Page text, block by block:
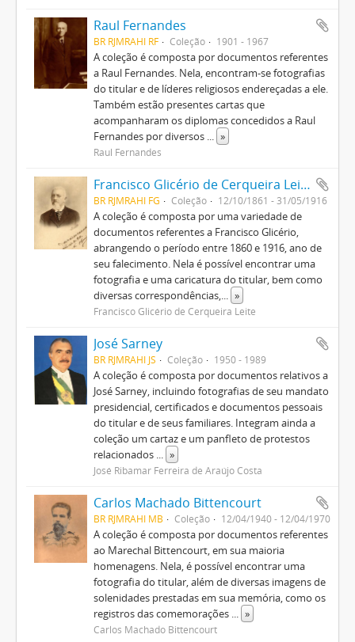
Raul Fernandes
BR RJMRAHI RF Coleção 1901 - 1967
A coleção é composta por documentos referentes
a Raul Fernandes. Nela, encontram-se fotografias
do titular e de líderes religiosos endereçadas a ele.
Também estão presentes cartas que
acompanharam os diplomas concedidos a Raul
Fernandes por diversos ... »
Raul Fernandes
Francisco Glicério de Cerqueira Leite
BR RJMRAHI FG Coleção 12/10/1861 - 31/05/1916
A coleção é composta por uma variedade de
documentos referentes a Francisco Glicério,
abrangendo o período entre 1860 e 1916, ano de
seu falecimento. Nela é possível encontrar uma
fotografia e uma caricatura do titular, bem como
diversas correspondências,... »
Francisco Glicério de Cerqueira Leite
José Sarney
BR RJMRAHI JS Coleção 1950 - 1989
A coleção é composta por documentos relativos a
José Sarney, incluindo fotografias de seu mandato
presidencial, certificados e documentos pessoais
do titular e de seus familiares. Integram ainda a
coleção um cartaz e um panfleto de protestos
relacionados ... »
José Ribamar Ferreira de Araújo Costa
Carlos Machado Bittencourt
BR RJMRAHI MB Coleção 12/04/1940 - 12/04/1970
A coleção é composta por documentos referentes
ao Marechal Bittencourt, em sua maioria
homenagens. Nela, é possível encontrar uma
fotografia do titular, além de diversas imagens de
solenidades prestadas em sua memória, como os
registros das comemorações ... »
Carlos Machado Bittencourt